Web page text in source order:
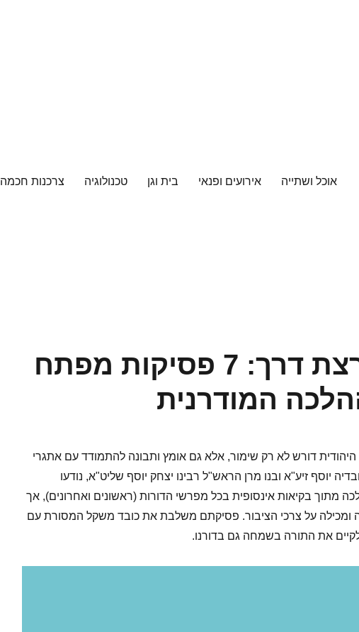
אוכל ושתייה אירועים ופנאי בית וגן טכנולוגיה צרכנות חכמה
מנהיגות הלכתית פורצת דרך: 7 פסיקות מפתח
המודרנית
דורש לא רק שימור, אלא גם אומץ ותבונה להתמודד עם אתגרי
יוסף זיע"א ובנו מרן הראש"ל רבינו יצחק יוסף שליט"א, נודעו
מתוך בקיאות אינסופית בכל מפרשי הדורות (ראשונים ואחרונים), אך
על צרכי הציבור. פסיקתם משלבת את כובד משקל המסורת עם
את התורה בשמחה גם בדורנו.